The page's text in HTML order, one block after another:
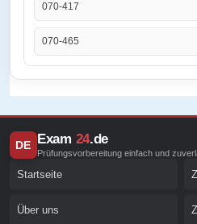
070-417
070-465
DE Exam 24.de
Prüfungsvorbereitung einfach und
Startseite
Über uns